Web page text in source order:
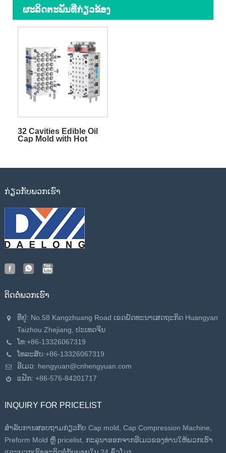
ຜະ​ລິດ​ຕະ​ພັນ​ທີ່​ກ່ຽວ​ຂ້ອງ
32 Cavities Edible Oil
Cap Mold with Hot
ກ່ຽວ​ກັບ​ພວກ​ເຮົາ
ຕິດ​ຕໍ່​ພວກ​ເຮົາ
ທີ່ຢູ່: No.58 Kangzhuang Road ເຂດ​ພັດ​ທະ​ນາ​ເສດ​ຖະ​ກິດ Huangyan
Taizhou Zhejiang​, ປະ​ເທດ​ຈີນ​
ໂທ:+86-13326067319
ໂທລະສັບ:+86-13326067319
ອີເມວ: hengyuan@cnhengyuan.com
ແຟັກ: +86-576-84201717
INQUIRY FOR PRICELIST
ສໍາລັບການສອບຖາມກ່ຽວກັບ Cap mold, Cap Compression Machine,
Preform Mold ຫຼື pricelist, ກະລຸນາອອກຈາກອີເມວຂອງທ່ານໃຫ້ພວກເຮົາ